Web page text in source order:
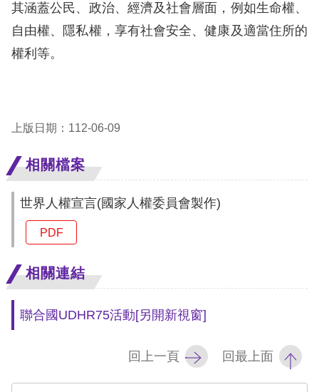
陳
情
申
權
資
料
無
礙
快
捷
其涵蓋公民、政治、經濟及社會層面，例如生命權、
自由權、隱私權，享有社會安全、健康及適當住所的
權利等。
上版日期：112-06-09
相關檔案
世界人權宣言(國家人權委員會製作)
PDF
相關連結
聯合國UDHR75活動[另開新視窗]
回上一頁 回最上面